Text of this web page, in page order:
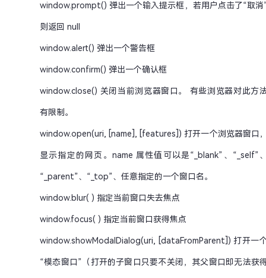
window.prompt() 弹出一个输入提示框，若用户点击了“取消
则返回 null
window.alert() 弹出一个警告框
window.confirm() 弹出一个确认框
window.close() 关闭当前浏览器窗口。 有些浏览器对此方
有限制。
window.open(uri, [name], [features]) 打开一个浏览器窗口
显示指定的网页。name 属性值可以是“_blank”、“_self”
“_parent”、“_top”、任意指定的一个窗口名。
window.blur( ) 指定当前窗口失去焦点
window.focus( ) 指定当前窗口获得焦点
window.showModalDialog(uri, [dataFromParent]) 打开一
“模态窗口”（打开的子窗口只要不关闭，其父窗口即无法获